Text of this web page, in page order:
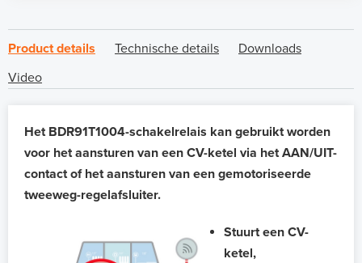
Product details Technische details
Downloads
Video
Het BDR91T1004-schakelrelais kan gebruikt worden
voor het aansturen van een CV-ketel via het AAN/UIT-
contact of het aansturen van een gemotoriseerde
tweeweg-regelafsluiter.
Stuurt een CV-
ketel,